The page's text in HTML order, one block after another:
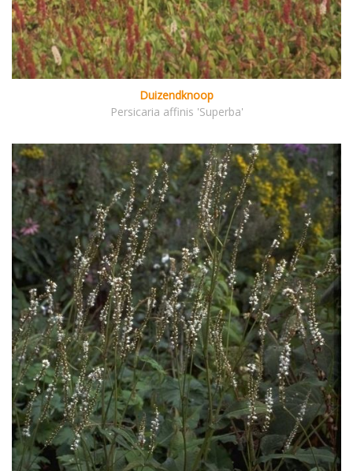
Duizendknoop
Persicaria affinis 'Superba'